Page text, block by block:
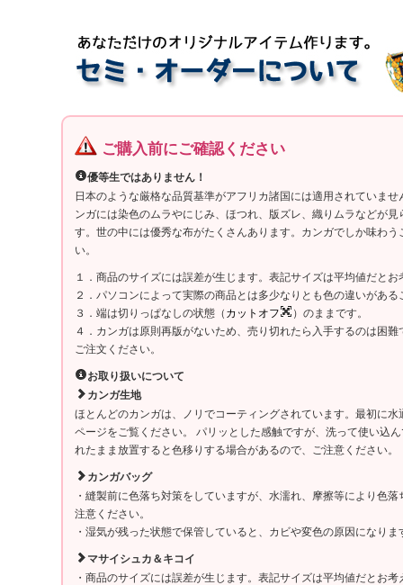
ご購入前にご確認ください
優等生ではありません！
日本のような厳格な品質基準がアフリカ諸国には適用されていま
ンガには染色のムラやにじみ、ほつれ、版ズレ、織りムラなどが
す。世の中には優秀な布がたくさんあります。カンガでしか味わ
い。
１．商品のサイズには誤差が生じます。表記サイズは平均値だと
２．パソコンによって実際の商品とは多少なりとも色の違いがあ
３．端は切りっぱなしの状態（カットオフ
）のままです。
４．カンガは原則再版がないため、売り切れたら入手するのは困
ご注文ください。
お取り扱いについて
カンガ生地
ほとんどのカンガは、ノリでコーティングされています。最初に
ページをご覧ください。 パリッとした感触ですが、洗って使い込
れたまま放置すると色移りする場合があるので、ご注意ください。
カンガバッグ
・縫製前に色落ち対策をしていますが、水濡れ、摩擦等により色
注意ください。
・湿気が残った状態で保管していると、カビや変色の原因になり
マサイシュカ＆キコイ
・商品のサイズには誤差が生じます。表記サイズは平均値だとお